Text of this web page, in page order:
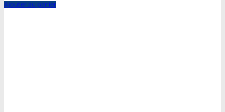
Ajouter au panier